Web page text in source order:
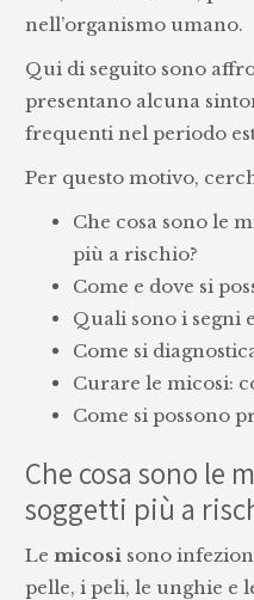
nell’organismo umano.
Qui di seguito sono
presentano alcuna
frequenti nel periodo
Per questo motivo,
Che cosa sono le
più a rischio?
Come e dove si
Quali sono i segni
Come si
Curare le micosi:
Come si possono
Che cosa sono le
soggetti più a
Lemicosi sono
pelle, i peli, le unghie e